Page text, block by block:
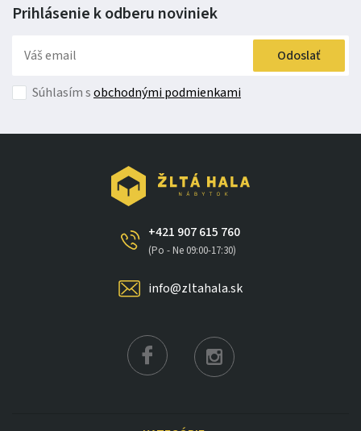
Prihlásenie k odberu noviniek
Odoslať
Súhlasím sobchodnými podmienkami
+421 907 615 760
(Po - Ne 09:00-17:30)
info@zltahala.sk